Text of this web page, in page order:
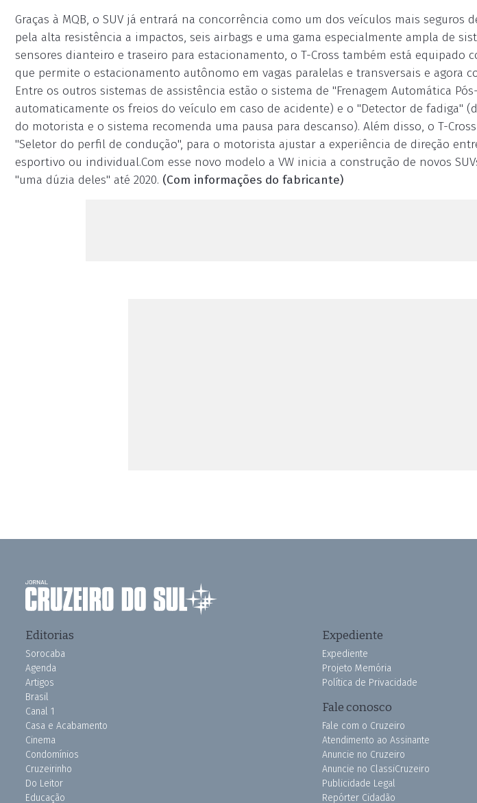
Graças à MQB, o SUV já entrará na concorrência como um dos veículos mais seguros
pela alta resistência a impactos, seis airbags e uma gama especialmente ampla de
sensores dianteiro e traseiro para estacionamento, o T-Cross também está equipado
que permite o estacionamento autônomo em vagas paralelas e transversais e agora
Entre os outros sistemas de assistência estão o sistema de "Frenagem Automática
automaticamente os freios do veículo em caso de acidente) e o "Detector de fadiga"
do motorista e o sistema recomenda uma pausa para descanso). Além disso, o T-
"Seletor do perfil de condução", para o motorista ajustar a experiência de direção
esportivo ou individual.Com esse novo modelo a VW inicia a construção de novos
"uma dúzia deles" até 2020. (Com informações do fabricante)
Editorias
Sorocaba
Agenda
Artigos
Brasil
Canal 1
Casa e Acabamento
Cinema
Condomínios
Cruzeirinho
Do Leitor
Educação
Expediente
Expediente
Projeto Memória
Política de Privacidade
Fale conosco
Fale com o Cruzeiro
Atendimento ao Assinante
Anuncie no Cruzeiro
Anuncie no ClassiCruzeiro
Publicidade Legal
Repórter Cidadão